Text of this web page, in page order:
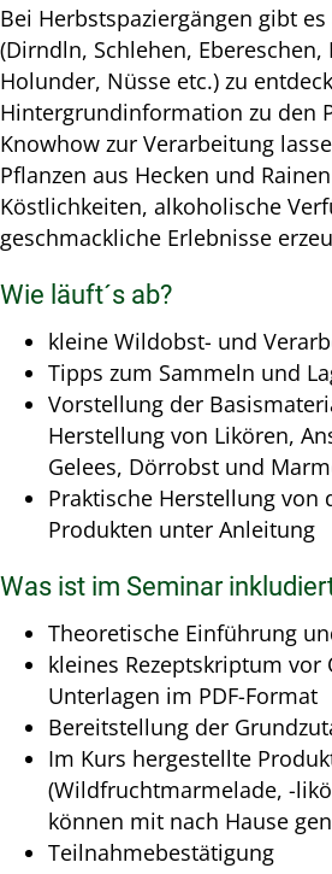
Bei Herbstspaziergängen gibt
(Dirndln, Schlehen, Ebereschen,
Holunder, Nüsse etc.) zu
Hintergrundinformation zu den
Knowhow zur Verarbeitung
Pflanzen aus Hecken und
Köstlichkeiten, alkoholische
geschmackliche Erlebnisse
Wie läuft´s ab?
kleine Wildobst- und
Tipps zum Sammeln und
Vorstellung der
Herstellung von Likören,
Gelees, Dörrobst und
Praktische Herstellung von
Produkten unter Anleitung
Was ist im Seminar
Theoretische Einführung
kleines Rezeptskriptum
Unterlagen im PDF-Format
Bereitstellung der
Im Kurs hergestellte
(Wildfruchtmarmelade, -
können mit nach Hause
Teilnahmebestätigung